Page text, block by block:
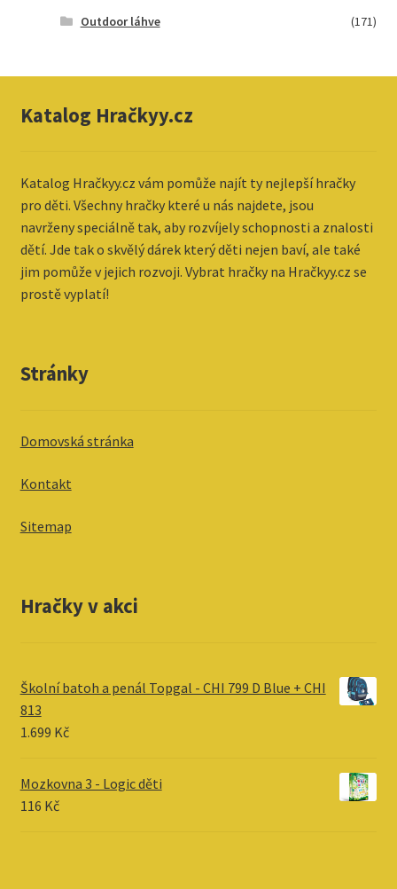
Outdoor láhve
(171)
Katalog Hračkyy.cz
Katalog Hračkyy.cz vám pomůže najít ty nejlepší hračky
pro děti. Všechny hračky které u nás najdete, jsou
navrženy speciálně tak, aby rozvíjely schopnosti a znalosti
dětí. Jde tak o skvělý dárek který děti nejen baví, ale také
jim pomůže v jejich rozvoji. Vybrat hračky na Hračkyy.cz se
prostě vyplatí!
Stránky
Domovská stránka
Kontakt
Sitemap
Hračky v akci
Školní batoh a penál Topgal - CHI 799 D Blue + CHI
813
1.699 Kč
Mozkovna 3 - Logic děti
116 Kč